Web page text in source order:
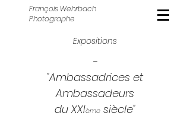
François Wehrbach
Photographe
Expositions
-
"Ambassadrices et
Ambassadeurs
du XXIème siècle"